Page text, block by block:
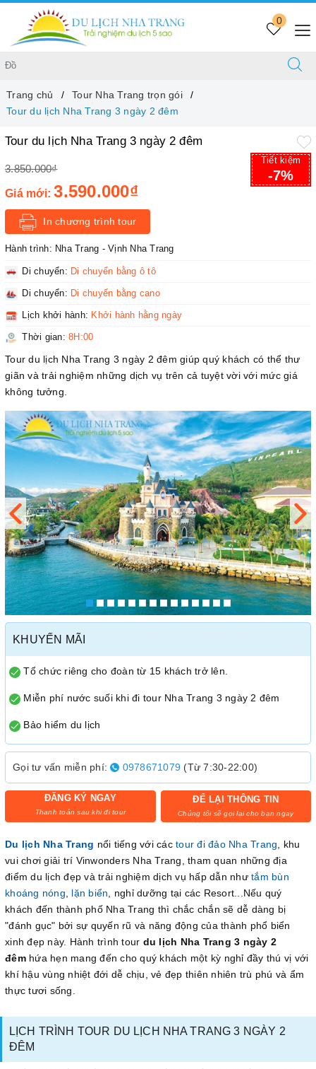
0
Trang chủ
Tour Nha Trang trọn gói
Tour du lịch Nha Trang 3 ngày 2 đêm
KHUYẾN MÃI
Tổ chức riêng cho đoàn từ 15 khách trở lên.
Miễn phí nước suối khi đi tour Nha Trang 3 ngày 2 đêm
Bảo hiểm du lịch
Gọi tư vấn miễn phí: 0978671079 (Từ 7:30-22:00)
ĐĂNG KÝ NGAY
Thanh toán sau khi đi tour
ĐỂ LẠI THÔNG TIN
Chúng tôi sẽ gọi lại cho bạn ngay
Du lịch Nha Trang nổi tiếng với các tour đi đảo Nha Trang, khu
vui chơi giải trí Vinwonders Nha Trang, tham quan những địa
điểm du lịch đẹp và trải nghiệm dịch vụ hấp dẫn như tắm bùn
khoáng nóng, lặn biển, nghỉ dưỡng tại các Resort...Nếu quý
khách đến thành phố Nha Trang thì chắc chắn sẽ dễ dàng bị
"đánh gục" bởi sự quyến rũ và năng động của thành phổ biển
xinh đẹp này. Hành trình tour du lịch Nha Trang 3 ngày 2
đêmhứa hẹn mang đến cho quý khách một kỳ nghỉ đầy thú vị với
khí hậu vùng nhiệt đới dễ chịu, vẻ đẹp thiên nhiên trù phú và ẩm
thực tươi sống.
LỊCH TRÌNH TOUR DU LỊCH NHA TRANG 3 NGÀY 2
ĐÊM
Tour du lịch Nha Trang 3 ngày 2 đêm
3.850.000₫
Giá mới:3.590.000₫
Tiết kiệm
-7%
In chương trình tour
Hành trình: Nha Trang - Vịnh Nha Trang
Di chuyển: Di chuyển bằng ô tô
Di chuyển: Di chuyển bằng cano
Lịch khởi hành: Khởi hành hằng ngày
Thời gian: 8H:00
Tour du lịch Nha Trang 3 ngày 2 đêm giúp quý khách có thể thư
giãn và trải nghiệm những dịch vụ trên cả tuyệt vời với mức giá
không tưởng.